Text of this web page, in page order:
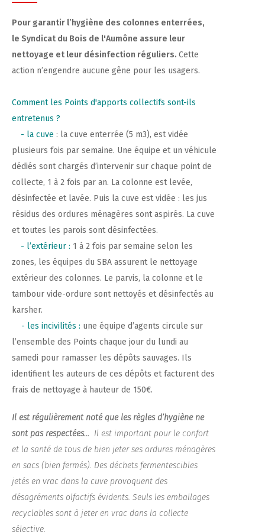
Pour garantir l’hygiène des colonnes enterrées,
le Syndicat du Bois de l'Aumône assure leur
nettoyage et leur désinfection réguliers. Cette
action n’engendre aucune gêne pour les usagers.
Comment les Points d'apports collectifs sont-ils
entretenus ?
- la cuve : la cuve enterrée (5 m3), est vidée
plusieurs fois par semaine. Une équipe et un véhicule
dédiés sont chargés d’intervenir sur chaque point de
collecte, 1 à 2 fois par an. La colonne est levée,
désinfectée et lavée. Puis la cuve est vidée : les jus
résidus des ordures ménagères sont aspirés. La cuve
et toutes les parois sont désinfectées.
- l’extérieur : 1 à 2 fois par semaine selon les
zones, les équipes du SBA assurent le nettoyage
extérieur des colonnes. Le parvis, la colonne et le
tambour vide-ordure sont nettoyés et désinfectés au
karsher.
- les incivilités : une équipe d’agents circule sur
l’ensemble des Points chaque jour du lundi au
samedi pour ramasser les dépôts sauvages. Ils
identifient les auteurs de ces dépôts et facturent des
frais de nettoyage à hauteur de 150€.
Il est régulièrement noté que les règles d’hygiène ne
sont pas respectées... Il est important pour le confort
et la santé de tous de bien jeter ses ordures ménagères
en sacs (bien fermés). Des déchets fermentescibles
jetés en vrac dans la cuve provoquent des
désagréments olfactifs évidents. Seuls les emballages
recyclables sont à jeter en vrac dans la collecte
sélective.